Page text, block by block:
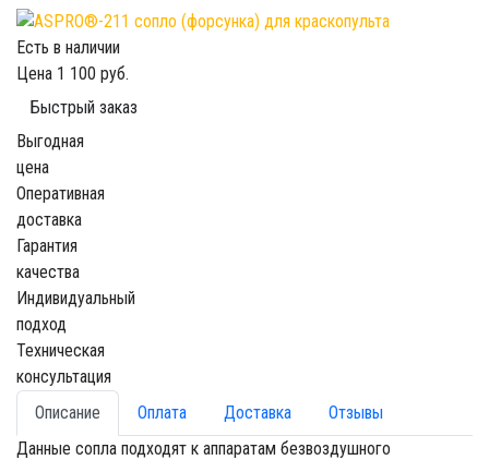
Есть в наличии
Цена 1 100 руб.
Быстрый заказ
Выгодная
цена
Оперативная
доставка
Гарантия
качества
Индивидуальный
подход
Техническая
консультация
Описание
Оплата Доставка
Отзывы
Данные сопла подходят к аппаратам безвоздушного